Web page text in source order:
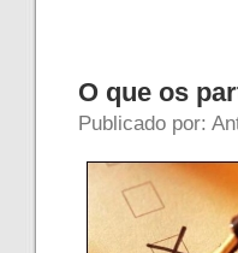
O que os
Publicado por: